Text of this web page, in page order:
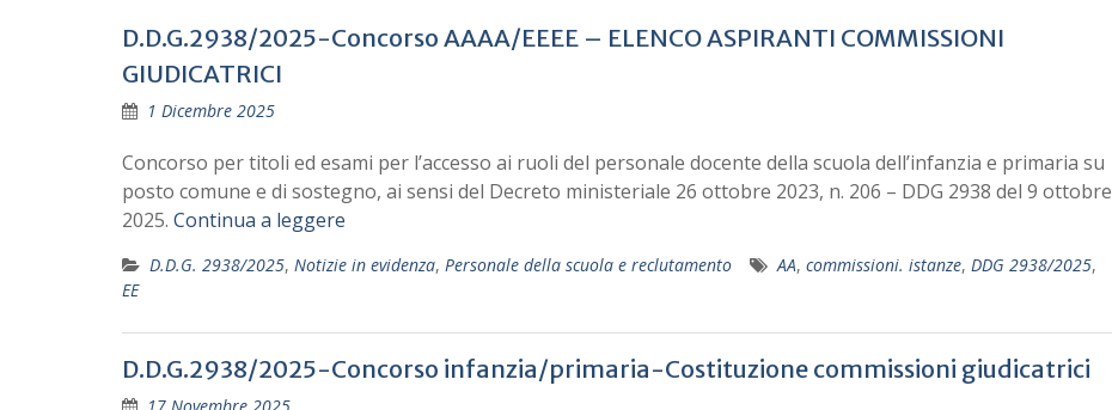
D.D.G.2938/2025-Concorso AAAA/EEEE – ELENCO ASPIRANTI COMMISSIONI
GIUDICATRICI
1 Dicembre 2025
Concorso per titoli ed esami per l’accesso ai ruoli del personale docente della scuola dell’infanzia e primaria su
posto comune e di sostegno, ai sensi del Decreto ministeriale 26 ottobre 2023, n. 206 – DDG 2938 del 9 ottobre
2025. Continua a leggere
D.D.G. 2938/2025, Notizie in evidenza, Personale della scuola e reclutamento AA, commissioni. istanze, DDG 2938/2025,
EE
D.D.G.2938/2025-Concorso infanzia/primaria-Costituzione commissioni giudicatrici